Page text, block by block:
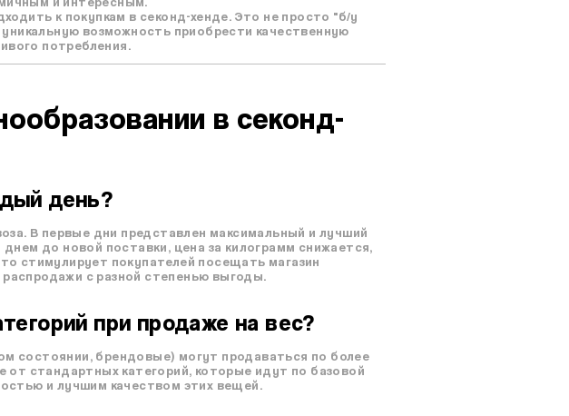
к покупкам в секонд-хенде. Это не просто "б/у
возможность приобрести качественную
потребления.
в секонд-
день?
В первые дни представлен максимальный и лучший
до новой поставки, цена за килограмм снижается,
стимулирует покупателей посещать магазин
распродажи с разной степенью выгоды.
при продаже на вес?
состоянии, брендовые) могут продаваться по более
от стандартных категорий, которые идут по базовой
и лучшим качеством этих вещей.